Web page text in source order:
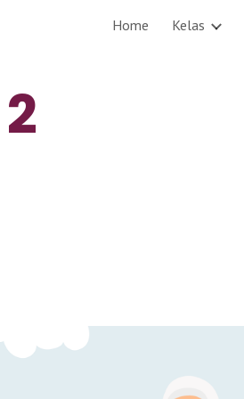
Home Kelas
2